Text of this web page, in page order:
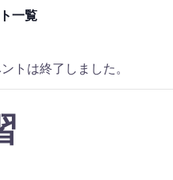
一覧
トは終了しました。